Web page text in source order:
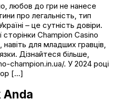
любов до гри не нанесе
про легальність, тип
– це сутність довіри.
сторінки Champion Casino
для младших гравців,
Дізнайтеся більше,
champion.in.ua/. У 2024 році
[…]
Anda